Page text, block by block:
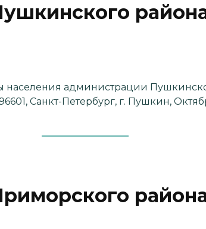
населения администрации
Санкт-Петербург, г. Пушкин,